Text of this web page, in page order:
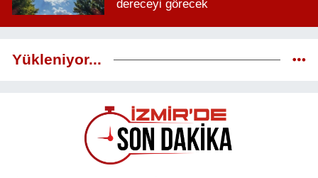
dereceyi görecek
Yükleniyor...